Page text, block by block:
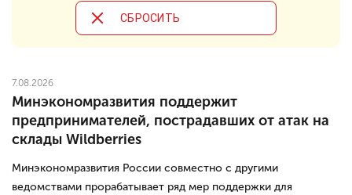
CБРОСИТЬ
7.08.2026
Минэкономразвития поддержит
предпринимателей, пострадавших от атак на
склады Wildberries
Минэкономразвития России совместно с другими
ведомствами прорабатывает ряд мер поддержки для